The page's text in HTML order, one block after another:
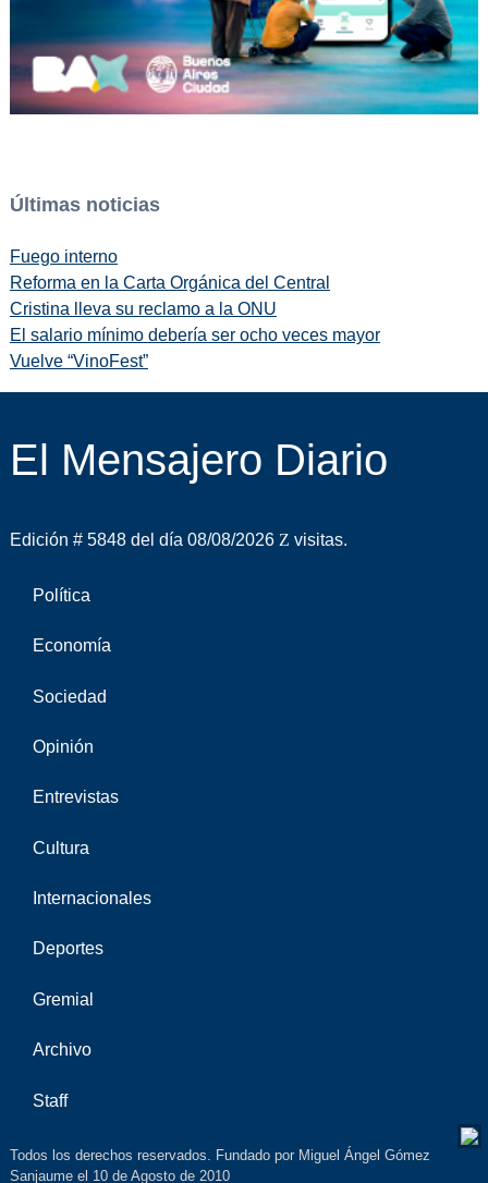
Últimas noticias
Fuego interno
Reforma en la Carta Orgánica del Central
Cristina lleva su reclamo a la ONU
El salario mínimo debería ser ocho veces mayor
Vuelve “VinoFest”
El Mensajero Diario
Edición # 5848 del día 08/08/2026 visitas.
Política
Economía
Sociedad
Opinión
Entrevistas
Cultura
Internacionales
Deportes
Gremial
Archivo
Staff
Todos los derechos reservados. Fundado por Miguel Ángel Gómez
Sanjaume el 10 de Agosto de 2010